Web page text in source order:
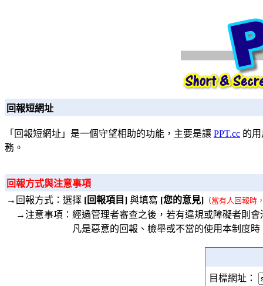
回報短網址
「回報短網址」是一個守望相助的功能，主要是讓 PPT.cc 的
務。
回報方式與注意事項
→回報方式：選擇 [回報項目] 與填寫 [您的意見] （當有人回報時
→注意事項：經過管理者審查之後，若有違規或障礙者則
凡是惡意的回報、檢舉或不當的使用本制度時，
目標網址：